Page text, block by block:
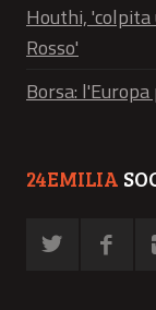
Houthi,
Rosso'
Borsa:
24EMILIA